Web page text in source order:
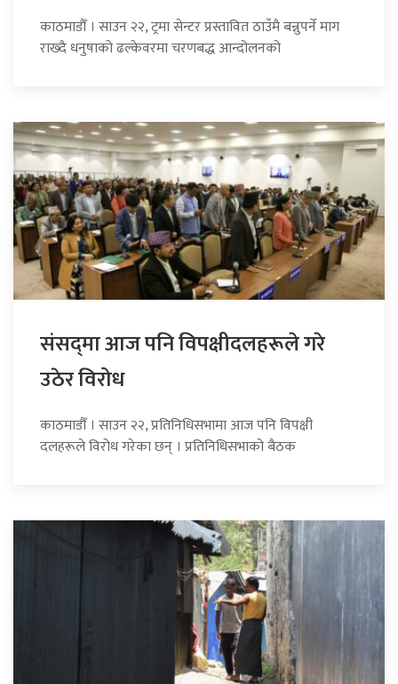
काठमाडौँ । साउन २२, ट्रमा सेन्टर प्रस्तावित ठाउँमै बन्नुपर्ने माग
राख्दै धनुषाको ढल्केवरमा चरणबद्ध आन्दोलनको
संसद्‍मा आज पनि विपक्षीदलहरूले गरे
उठेर विरोध
काठमाडौँ । साउन २२, प्रतिनिधिसभामा आज पनि विपक्षी
दलहरूले विरोध गरेका छन् । प्रतिनिधिसभाको बैठक